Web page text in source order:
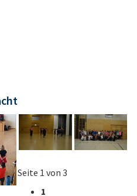
Seite 1 von 3
1